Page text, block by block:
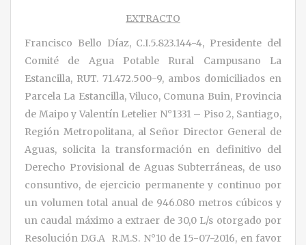
EXTRACTO
Francisco Bello Díaz, C.I.5.823.144-4, Presidente del
Comité de Agua Potable Rural Campusano La
Estancilla, RUT. 71.472.500-9, ambos domiciliados en
Parcela La Estancilla, Viluco, Comuna Buin, Provincia
de Maipo y Valentín Letelier N°1331 – Piso 2, Santiago,
Región Metropolitana, al Señor Director General de
Aguas, solicita la transformación en definitivo del
Derecho Provisional de Aguas Subterráneas, de uso
consuntivo, de ejercicio permanente y continuo por
un volumen total anual de 946.080 metros cúbicos y
un caudal máximo a extraer de 30,0 L/s otorgado por
Resolución D.G.A R.M.S. N°10 de 15-07-2016, en favor